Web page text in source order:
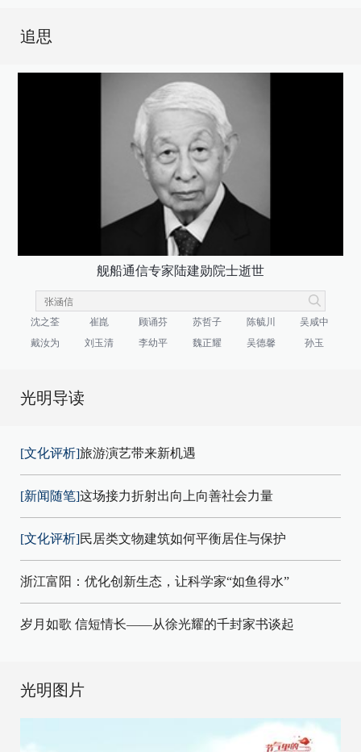
追思
舰船通信专家陆建勋院士逝世
沈之荃 崔崑 顾诵芬 苏哲子 陈毓川
吴咸中
戴汝为
刘玉清 李幼平 魏正耀 吴德馨 孙玉
光明导读
[文化评析]旅游演艺带来新机遇
[新闻随笔]这场接力折射出向上向善社会力量
[文化评析]民居类文物建筑如何平衡居住与保护
浙江富阳：优化创新生态，让科学家“如鱼得水”
岁月如歌 信短情长——从徐光耀的千封家书谈起
光明图片